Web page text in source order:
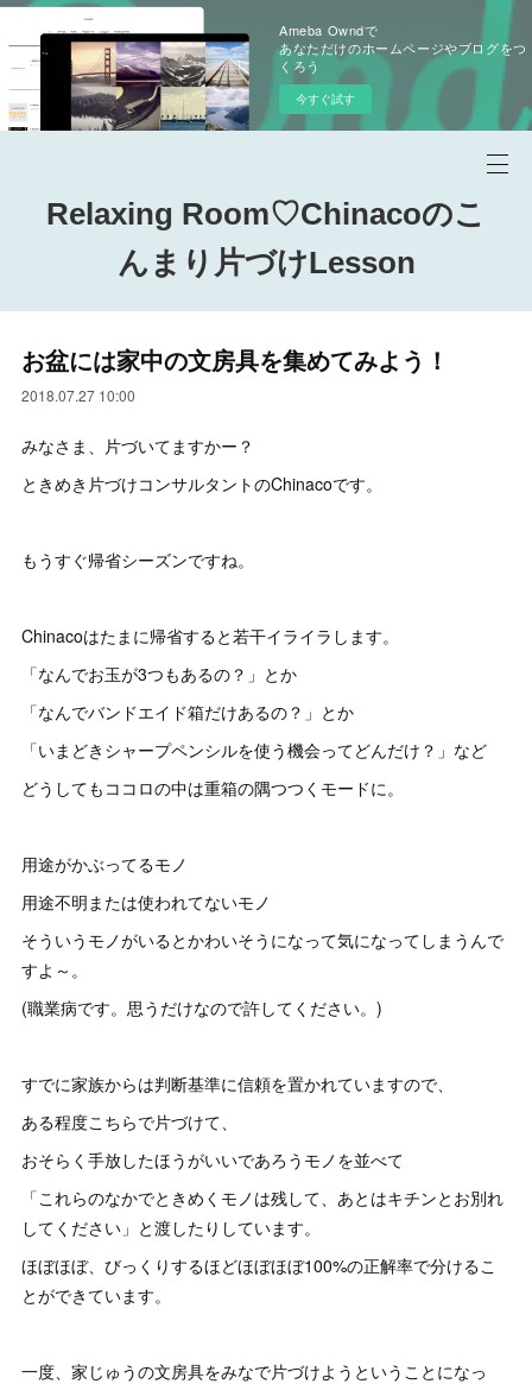
Ameba Owndで
あなただけのホームページやブログをつ
くろう
今すぐ試す
Relaxing Room♡Chinacoのこ
んまり片づけLesson
お盆には家中の文房具を集めてみよう！
2018.07.27 10:00
みなさま、片づいてますかー？
ときめき片づけコンサルタントのChinacoです。
もうすぐ帰省シーズンですね。
Chinacoはたまに帰省すると若干イライラします。
「なんでお玉が3つもあるの？」とか
「なんでバンドエイド箱だけあるの？」とか
「いまどきシャープペンシルを使う機会ってどんだけ？」など
どうしてもココロの中は重箱の隅つつくモードに。
用途がかぶってるモノ
用途不明または使われてないモノ
そういうモノがいるとかわいそうになって気になってしまうんで
すよ～。
(職業病です。思うだけなので許してください。)
すでに家族からは判断基準に信頼を置かれていますので、
ある程度こちらで片づけて、
おそらく手放したほうがいいであろうモノを並べて
「これらのなかでときめくモノは残して、あとはキチンとお別れ
してください」と渡したりしています。
ほぼほぼ、びっくりするほどほぼほぼ100%の正解率で分けるこ
とができています。
一度、家じゅうの文房具をみなで片づけようということになっ